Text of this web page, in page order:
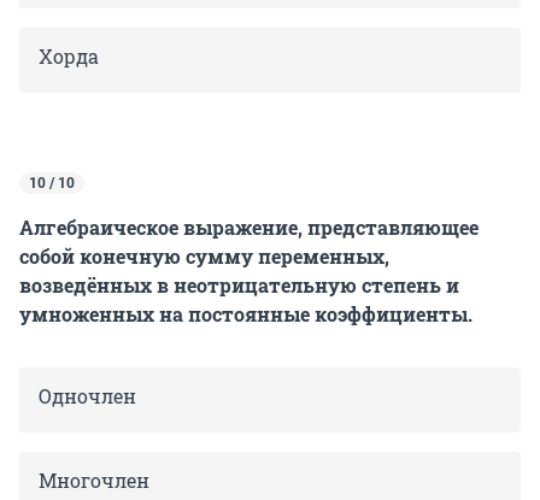
Хорда
10 / 10
Алгебраическое выражение, представляющее
собой конечную сумму переменных,
возведённых в неотрицательную степень и
умноженных на постоянные коэффициенты.
Одночлен
Многочлен